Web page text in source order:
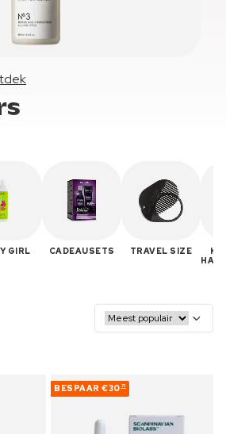
GIRL CADEAUSETS TRAVEL SIZE
BESPAAR €30 71